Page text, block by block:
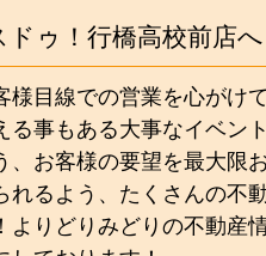
ゥ！行橋高校前店へ
目線での営業を心がけて
事もある大事なイベント
お客様の要望を最大限
るよう、たくさんの不
りどりみどりの不動産